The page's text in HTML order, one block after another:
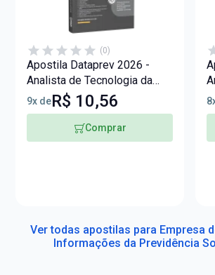
(0)
Apostila Dataprev 2026 -
Analista de Tecnologia da
Informação -
Desenvolvimento de
9x deR$ 10,56
Comprar
Ver todas apostilas para Empresa
Informações da Previdência